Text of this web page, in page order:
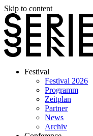
Skip to content
Festival
Festival 2026
Programm
Zeitplan
Partner
News
Archiv